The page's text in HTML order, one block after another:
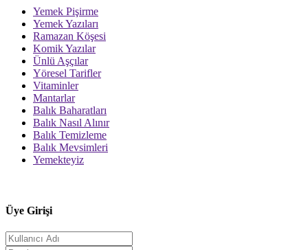
Yemek Pişirme
Yemek Yazıları
Ramazan Köşesi
Komik Yazılar
Ünlü Aşçılar
Yöresel Tarifler
Vitaminler
Mantarlar
Balık Baharatları
Balık Nasıl Alınır
Balık Temizleme
Balık Mevsimleri
Yemekteyiz
Üye Girişi